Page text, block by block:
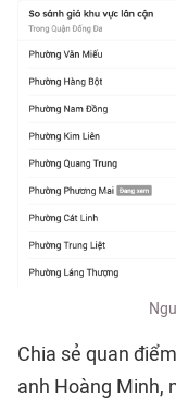
Chia sẻ quan
anh Hoàng Minh,